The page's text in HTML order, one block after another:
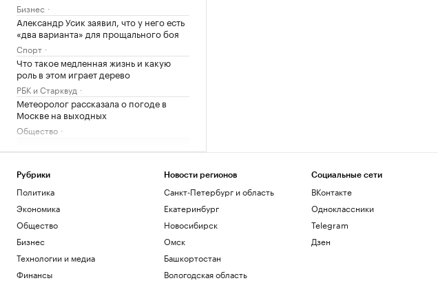
Бизнес
Александр Усик заявил, что у него есть
«два варианта» для прощального боя
Спорт
Что такое медленная жизнь и какую
роль в этом играет дерево
РБК и Старквуд
Метеоролог рассказала о погоде в
Москве на выходных
Общество
Загрузить еще
Рубрики
Политика
Экономика
Общество
Бизнес
Технологии и медиа
Финансы
Новости регионов
Санкт-Петербург и область
Екатеринбург
Новосибирск
Омск
Башкортостан
Вологодская область
Социальные сети
ВКонтакте
Одноклассники
Telegram
Дзен